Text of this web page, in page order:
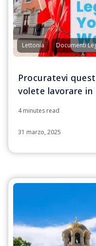
Lettonia Documenti
Procuratevi
volete lavorare
4 minutes read
31 marzo, 2025